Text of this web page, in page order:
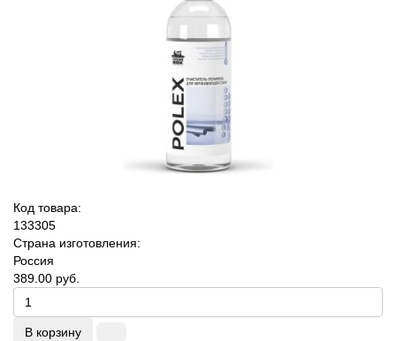
Код товара:
133305
Страна изготовления:
Россия
389.00 руб.
В корзину